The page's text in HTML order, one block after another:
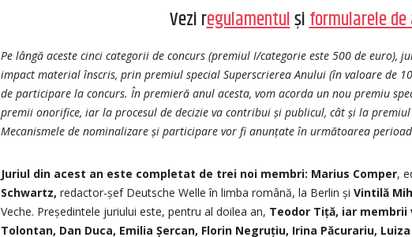
Vezi regulamentulșiformularele
Pe lângă aceste cinci categorii de concurs (premiul I/categorie este 500 de euro),
impact material înscris, prin premiul special Superscrierea Anului (în valoare de
de participare la concurs. În premieră anul acesta, vom acorda un nou premiu
premii onorifice, iar la procesul de decizie va contribui și publicul, cât și la
Mecanismele de nominalizare și participare vor fi anunțate în următoarea
Juriul din acest an este completat de trei noi membri: Marius Comper,
Schwartz, redactor-șef Deutsche Welle în limba română, la Berlin și Vintilă
Veche. Președintele juriului este, pentru al doilea an, Teodor Tiță, iar membrii
Tolontan, Dan Duca, Emilia Șercan, Florin Negruțiu, Irina Păcurariu,